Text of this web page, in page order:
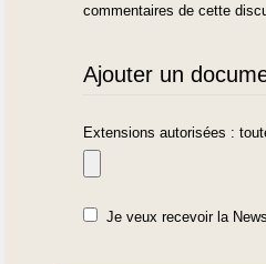
commentaires de cette
Ajouter un
Extensions autorisées :
Je veux recevoir la